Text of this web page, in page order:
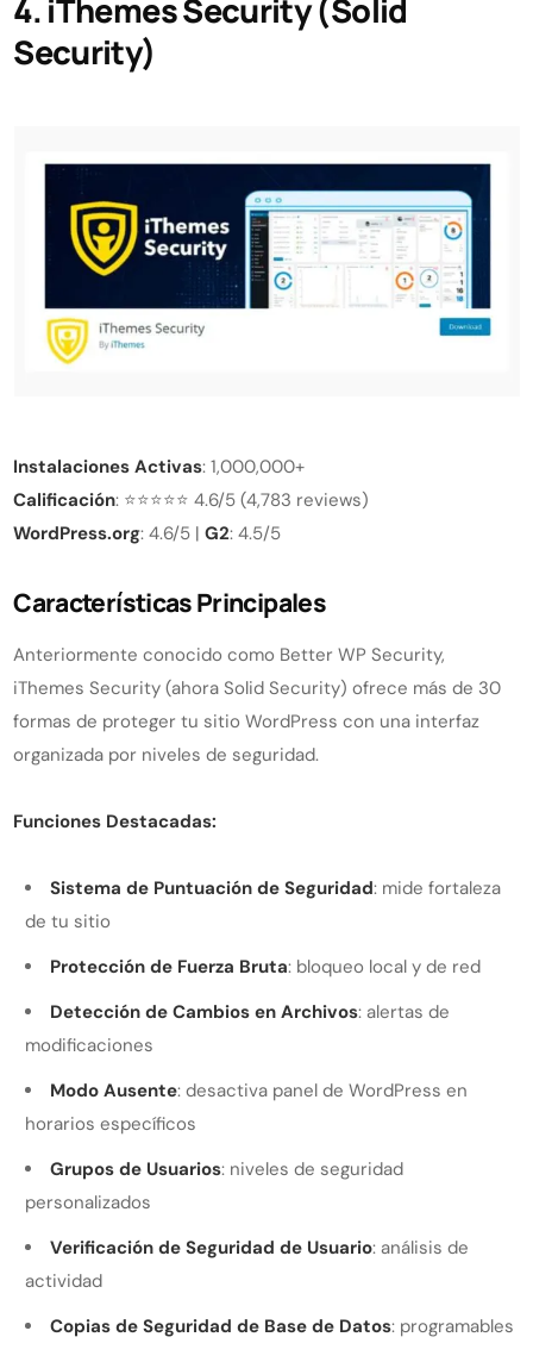
4. iThemes Security (Solid
Security)
Instalaciones Activas: 1,000,000+
Calificación: ⭐⭐⭐⭐⭐ 4.6/5 (4,783 reviews)
WordPress.org: 4.6/5 |G2: 4.5/5
Características Principales
Anteriormente conocido como Better WP Security,
iThemes Security (ahora Solid Security) ofrece más de 30
formas de proteger tu sitio WordPress con una interfaz
organizada por niveles de seguridad.
Funciones Destacadas:
Sistema de Puntuación de Seguridad: mide fortaleza
de tu sitio
Protección de Fuerza Bruta: bloqueo local y de red
Detección de Cambios en Archivos: alertas de
modificaciones
Modo Ausente: desactiva panel de WordPress en
horarios específicos
Grupos de Usuarios: niveles de seguridad
personalizados
Verificación de Seguridad de Usuario: análisis de
actividad
Copias de Seguridad de Base de Datos: programables